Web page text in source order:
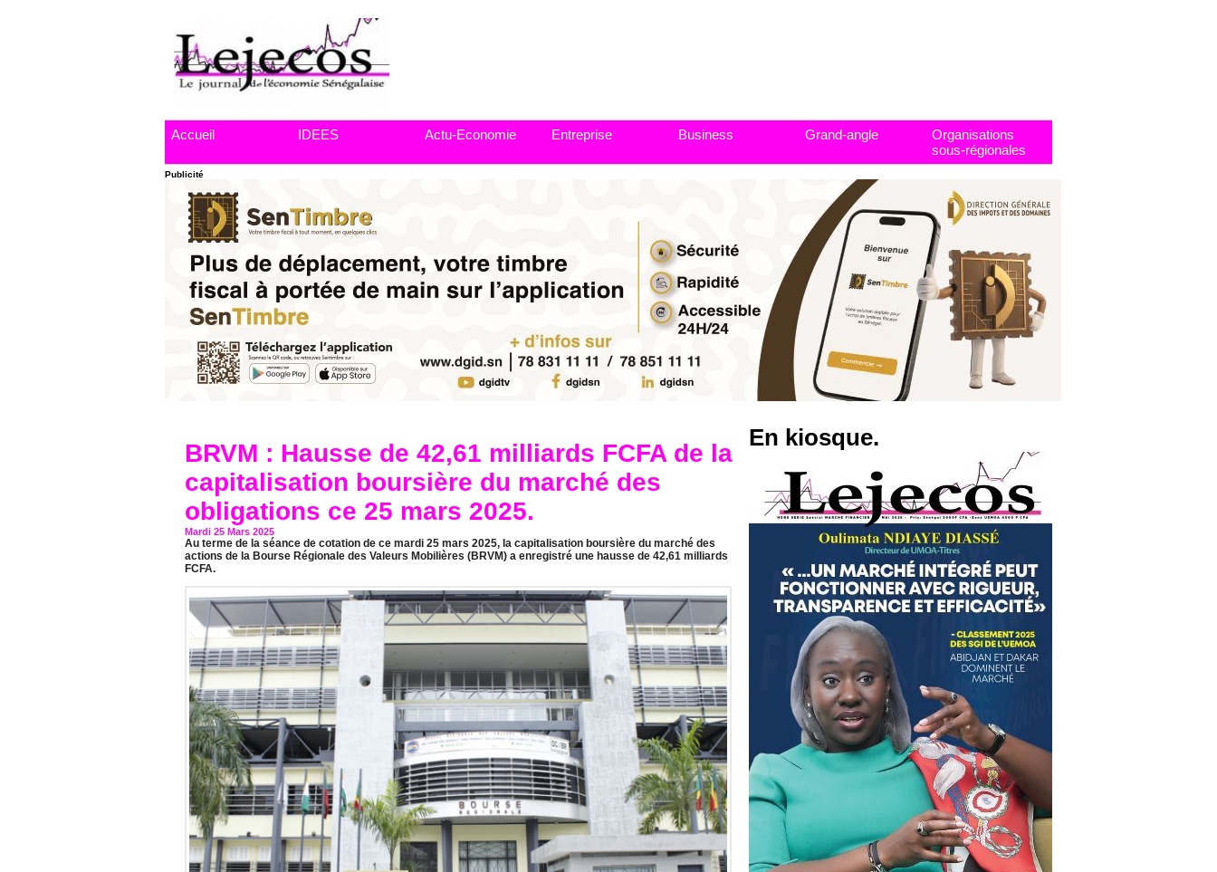
Accueil IDEES Actu-Economie Entreprise Business Grand-angle
Organisations
sous-régionales
Publicité
BRVM : Hausse de 42,61 milliards FCFA de la
capitalisation boursière du marché des
obligations ce 25 mars 2025.
Mardi 25 Mars 2025
Au terme de la séance de cotation de ce mardi 25 mars 2025, la capitalisation boursière du marché des
actions de la Bourse Régionale des Valeurs Mobilières (BRVM) a enregistré une hausse de 42,61 milliards
FCFA.
En kiosque.